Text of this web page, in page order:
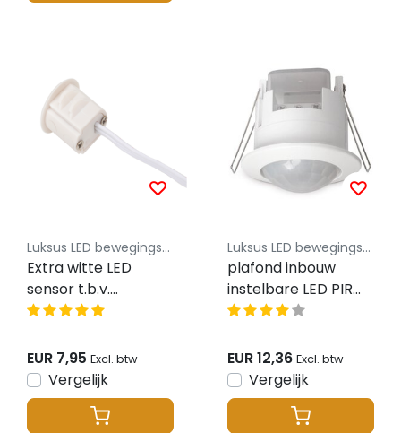
Luksus LED bewegingssensoren
Extra witte LED
sensor t.b.v.
hand/deur –
EUR 7,95 Excl. btw
Vergelijk
Luksus LED bewegingssensoren
plafond inbouw
instelbare LED PIR
bewegingssensor -
LX41
EUR 12,36 Excl. btw
Vergelijk